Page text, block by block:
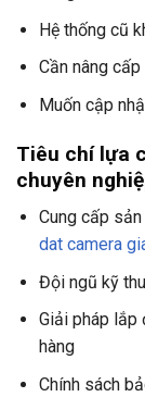
Hệ thống cũ
Cần nâng
Muốn cập
Tiêu chí lựa
chuyên
Cung cấp
dat camera
Đội ngũ kỹ
Giải pháp lắp
hàng
Chính sách